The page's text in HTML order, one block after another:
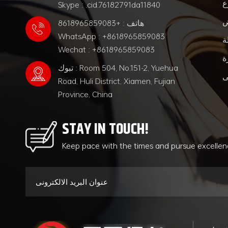
Skype : .cid.76182791da11840
هاتف : +8618965859083
WhatsApp : +8618965859083
Wechat : +8618965859083
تبوك : Room 504, No.151-2, Yuehua
Road, Huli District, Xiamen, Fujian
Province, China
STAY IN TOUCH!
Keep pace with the times and pursue